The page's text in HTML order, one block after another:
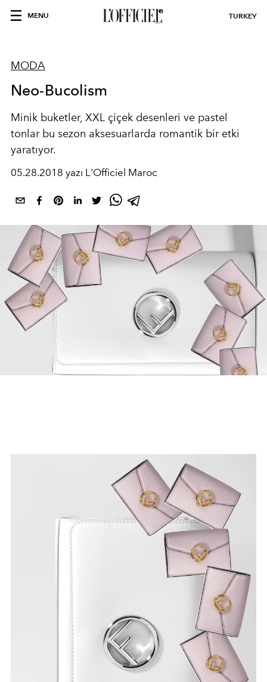
MENU TURKEY
MODA
Neo-Bucolism
Minik buketler, XXL çiçek desenleri ve pastel
tonlar bu sezon aksesuarlarda romantik bir etki
yaratıyor.
05.28.2018 yazı L'Officiel Maroc